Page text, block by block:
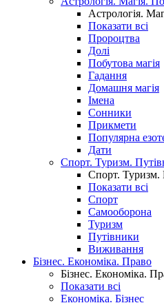
Астрологія.
Показати всі
Пророцтва
Долі
Побутова магія
Гадання
Домашня магія
Імена
Сонники
Прикмети
Популярна
Дати
Спорт. Туризм.
Спорт. Туризм.
Показати всі
Спорт
Самооборона
Туризм
Путівники
Виживання
Бізнес. Економіка. Право
Бізнес. Економіка.
Показати всі
Економіка. Бізнес